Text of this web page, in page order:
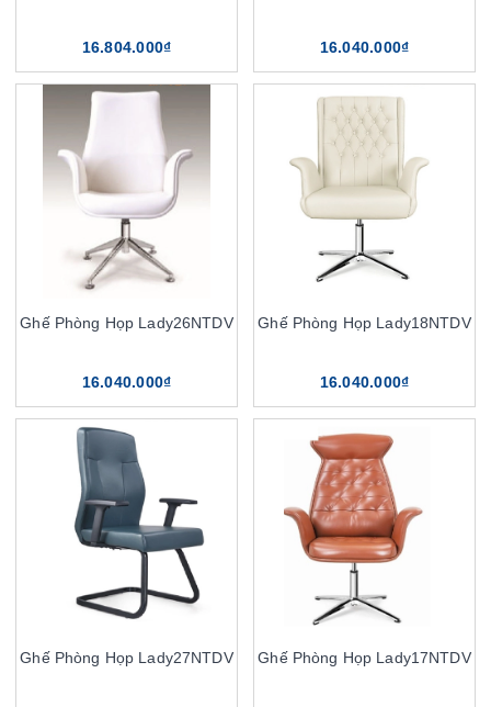
16.804.000₫ 16.040.000₫
Ghế Phòng Họp Lady26NTDV
16.040.000₫
Ghế Phòng Họp Lady18NTDV
16.040.000₫
Ghế Phòng Họp Lady27NTDV Ghế Phòng Họp Lady17NTDV